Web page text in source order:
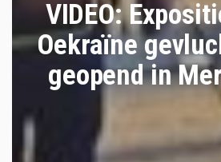
VIDEO:
Oekraïne
geopend in